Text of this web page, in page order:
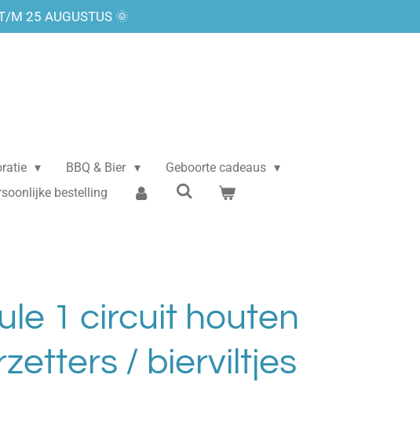
M 25 AUGUSTUS 🌞
BBQ & Bier
Geboorte cadeaus
bestelling
1 circuit houten
/ bierviltjes